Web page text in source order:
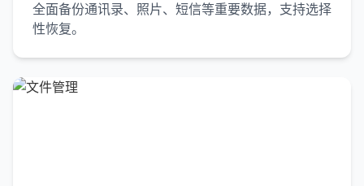
全面备份通讯录、照片、短信等重要数据，支持选择
性恢复。